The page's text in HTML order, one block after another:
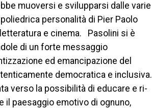
muoversi e svilupparsi dalle varie
personalità di Pier Paolo
e cinema. Pasolini si è
di un forte messaggio
ed emancipazione del
democratica e inclusiva.
verso la possibilità di educare e ri-
il paesaggio emotivo di ognuno,